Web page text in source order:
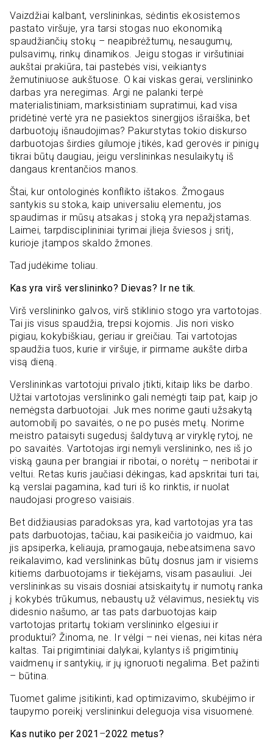
Vaizdžiai kalbant, verslininkas, sėdintis ekosistemos
pastato viršuje, yra tarsi stogas nuo ekonomiką
spaudžiančių stokų – neapibrėžtumų, nesaugumų,
pulsavimų, rinkų dinamikos. Jeigu stogas ir viršutiniai
aukštai prakiūra, tai pastebės visi, veikiantys
žemutiniuose aukštuose. O kai viskas gerai, verslininko
darbas yra neregimas. Argi ne palanki terpė
materialistiniam, marksistiniam supratimui, kad visa
pridėtinė vertė yra ne pasiektos sinergijos išraiška, bet
darbuotojų išnaudojimas? Pakurstytas tokio diskurso
darbuotojas širdies gilumoje įtikės, kad gerovės ir pinigų
tikrai būtų daugiau, jeigu verslininkas nesulaikytų iš
dangaus krentančios manos.
Štai, kur ontologinės konflikto ištakos. Žmogaus
santykis su stoka, kaip universaliu elementu, jos
spaudimas ir mūsų atsakas į stoką yra nepažįstamas.
Laimei, tarpdisciplininiai tyrimai įlieja šviesos į sritį,
kurioje įtampos skaldo žmones.
Tad judėkime toliau.
Kas yra virš verslininko? Dievas? Ir ne tik.
Virš verslininko galvos, virš stiklinio stogo yra vartotojas.
Tai jis visus spaudžia, trepsi kojomis. Jis nori visko
pigiau, kokybiškiau, geriau ir greičiau. Tai vartotojas
spaudžia tuos, kurie ir viršuje, ir pirmame aukšte dirba
visą dieną.
Verslininkas vartotojui privalo įtikti, kitaip liks be darbo.
Užtai vartotojas verslininko gali nemėgti taip pat, kaip jo
nemėgsta darbuotojai. Juk mes norime gauti užsakytą
automobilį po savaitės, o ne po pusės metų. Norime
meistro pataisyti sugedusį šaldytuvą ar viryklę rytoj, ne
po savaitės. Vartotojas irgi nemyli verslininko, nes iš jo
viską gauna per brangiai ir ribotai, o norėtų – neribotai ir
veltui. Retas kuris jaučiasi dėkingas, kad apskritai turi tai,
ką verslai pagamina, kad turi iš ko rinktis, ir nuolat
naudojasi progreso vaisiais.
Bet didžiausias paradoksas yra, kad vartotojas yra tas
pats darbuotojas, tačiau, kai pasikeičia jo vaidmuo, kai
jis apsiperka, keliauja, pramogauja, nebeatsimena savo
reikalavimo, kad verslininkas būtų dosnus jam ir visiems
kitiems darbuotojams ir tiekėjams, visam pasauliui. Jei
verslininkas su visais dosniai atsiskaitytų ir numotų ranka
į kokybės trūkumus, nebaustų už vėlavimus, nesiektų vis
didesnio našumo, ar tas pats darbuotojas kaip
vartotojas pritartų tokiam verslininko elgesiui ir
produktui? Žinoma, ne. Ir vėlgi – nei vienas, nei kitas nėra
kaltas. Tai prigimtiniai dalykai, kylantys iš prigimtinių
vaidmenų ir santykių, ir jų ignoruoti negalima. Bet pažinti
– būtina.
Tuomet galime įsitikinti, kad optimizavimo, skubėjimo ir
taupymo poreikį verslininkui deleguoja visa visuomenė.
Kas nutiko per 2021 –2022 metus?